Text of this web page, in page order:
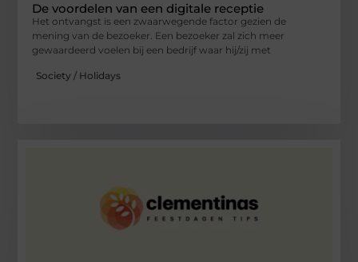
De voordelen van een digitale receptie
Het ontvangst is een zwaarwegende factor gezien de
mening van de bezoeker. Een bezoeker zal zich meer
gewaardeerd voelen bij een bedrijf waar hij/zij met
Society / Holidays